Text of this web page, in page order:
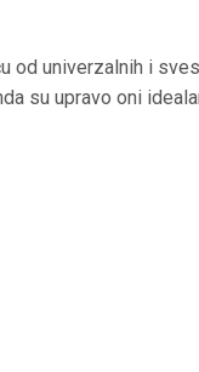
od univerzalnih i
su upravo oni